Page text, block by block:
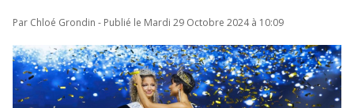
Par Chloé Grondin - Publié le Mardi 29 Octobre 2024 à 10:09